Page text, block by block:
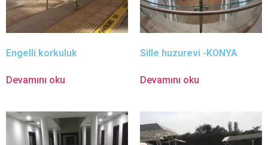
Engelli korkuluk
Devamını oku
Sille huzurevi -KONYA
Devamını oku